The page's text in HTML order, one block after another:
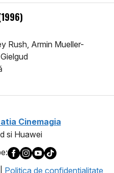
Rush, Armin Mueller-
Cinemagia
si Huawei
Politica de confidentialitate